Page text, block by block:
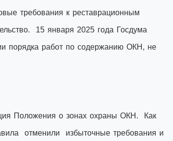
требования к реставрационным
15 января 2025 года Госдума
порядка работ по содержанию ОКН, не
Положения о зонах охраны ОКН. Как
отменили избыточные требования и